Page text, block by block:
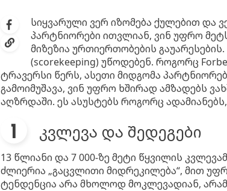
სიყვარული ვერ იზომება ქულებით და
პარტნიორები ითვლიან, ვინ უფრო
მიზეზია ურთიერთობების
(scorekeeping) უწოდებენ. როგორც
ტრავერსი წერს, ასეთი მიდგომა
გამოიმუშავა, ვინ უფრო ხშირად ამზადებს
აღზრდაში. ეს ასუსტებს როგორც
კვლევა და შედეგები
13 წლიანი და 7 000-ზე მეტი წყვილის
ძლიერია „გაცვლითი მიდრეკილება“, მით
ტენდენცია არა მხოლოდ მოკლევადიან,